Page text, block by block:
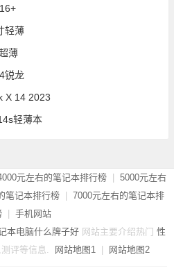
轻薄
薄
锐龙
X 14 2023
轻薄本
元左右的笔记本排行榜
5000元左右
笔记本排行榜
7000元左右的笔记本排
手机网站
本电脑什么牌子好 网站主要介绍热门 性
评等信息. 网站地图1 网站地图2